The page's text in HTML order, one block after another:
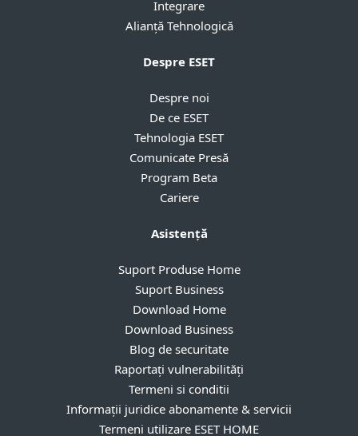
Integrare
Alianță Tehnologică
Despre ESET
Despre noi
De ce ESET
Tehnologia ESET
Comunicate Presă
Program Beta
Cariere
Asistență
Suport Produse Home
Suport Business
Download Home
Download Business
Blog de securitate
Raportați vulnerabilități
Termeni si conditii
Informații juridice abonamente & servicii
Termeni utilizare ESET HOME